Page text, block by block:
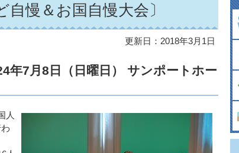
慢＆お国自慢大会〕
更新日：2018年3月1日
年7月8日（日曜日） サンポートホー
人